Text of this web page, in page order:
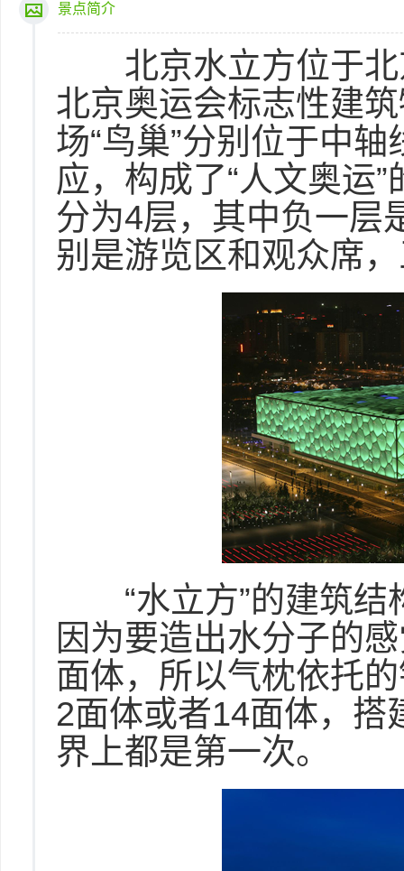
景点简介
北京水立方位于北
北京奥运会标志性建
场“鸟巢”分别位于中
应，构成了“人文奥运
分为4层，其中负一层
别是游览区和观众席
“水立方”的建筑结
因为要造出水分子的
面体，所以气枕依托
2面体或者14面体，搭
界上都是第一次。